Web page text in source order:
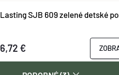
Lasting SJB 609 zelené detské
6,72 €